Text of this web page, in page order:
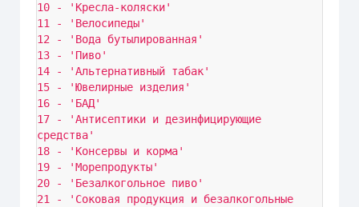
10 - 'Кресла-коляски'
11 - 'Велосипеды'
12 - 'Вода бутылированная'
13 - 'Пиво'
14 - 'Альтернативный табак'
15 - 'Ювелирные изделия'
16 - 'БАД'
17 - 'Антисептики и дезинфицирующие
средства'
18 - 'Консервы и корма'
19 - 'Морепродукты'
20 - 'Безалкогольное пиво'
21 - 'Соковая продукция и безалкогольные